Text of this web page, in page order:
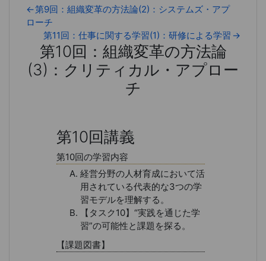
←第9回：組織変革の方法論(2)：システムズ・アプ
ローチ
第11回：仕事に関する学習(1)：研修による学習 →
第10回：組織変革の方法論
(3)：クリティカル・アプロー
チ
第10回講義
第10回の学習内容
経営分野の人材育成において活
用されている代表的な3つの学
習モデルを理解する。
【タスク10】“実践を通じた学
習”の可能性と課題を探る。
【課題図書】